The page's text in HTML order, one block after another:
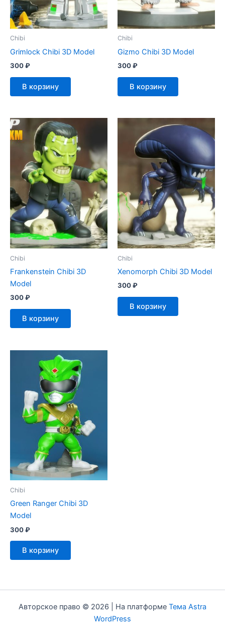
Chibi
Grimlock Chibi 3D Model
300₽
В корзину
Chibi
Gizmo Chibi 3D Model
300₽
В корзину
Chibi
Frankenstein Chibi 3D
Model
300₽
В корзину
Chibi
Xenomorph Chibi 3D Model
300₽
В корзину
Chibi
Green Ranger Chibi 3D
Model
300₽
В корзину
Авторское право © 2026 | На платформе Тема Astra
WordPress